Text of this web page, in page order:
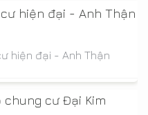
hiện đại - Anh Thận